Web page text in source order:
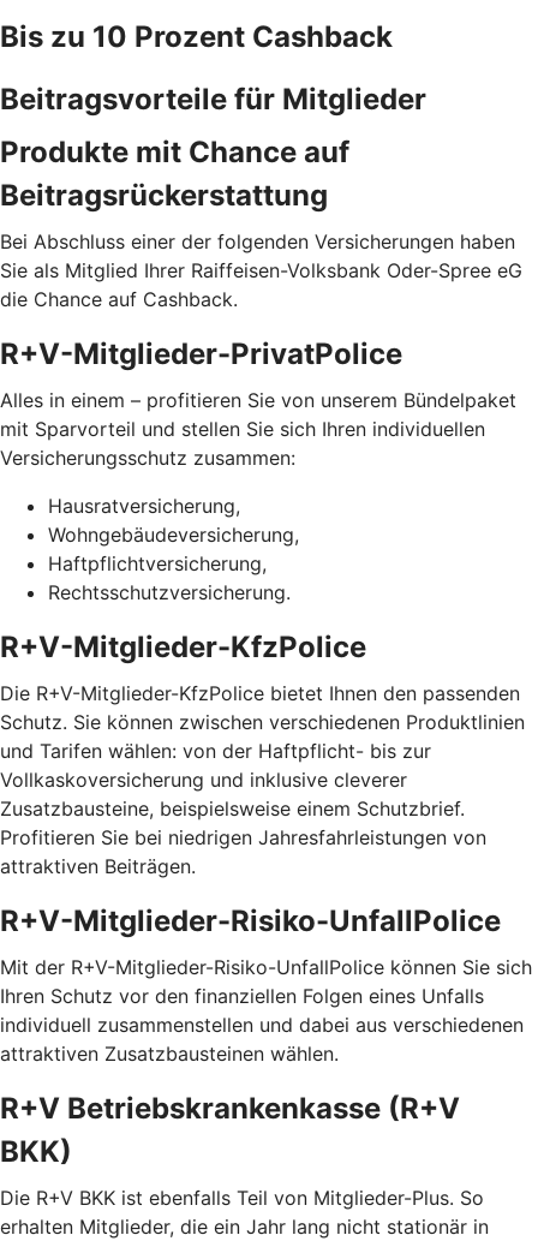
Bis zu 10 Prozent Cashback
Beitragsvorteile für Mitglieder
Produkte mit Chance auf
Beitragsrückerstattung
Bei Abschluss einer der folgenden Versicherungen haben
Sie als Mitglied Ihrer Raiffeisen-Volksbank Oder-Spree eG
die Chance auf Cashback.
R+V-Mitglieder-PrivatPolice
Alles in einem – profitieren Sie von unserem Bündelpaket
mit Sparvorteil und stellen Sie sich Ihren individuellen
Versicherungsschutz zusammen:
Hausratversicherung,
Wohngebäudeversicherung,
Haftpflichtversicherung,
Rechtsschutzversicherung.
R+V-Mitglieder-KfzPolice
Die R+V-Mitglieder-KfzPolice bietet Ihnen den passenden
Schutz. Sie können zwischen verschiedenen Produktlinien
und Tarifen wählen: von der Haftpflicht- bis zur
Vollkaskoversicherung und inklusive cleverer
Zusatzbausteine, beispielsweise einem Schutzbrief.
Profitieren Sie bei niedrigen Jahresfahrleistungen von
attraktiven Beiträgen.
R+V-Mitglieder-Risiko-UnfallPolice
Mit der R+V-Mitglieder-Risiko-UnfallPolice können Sie sich
Ihren Schutz vor den finanziellen Folgen eines Unfalls
individuell zusammenstellen und dabei aus verschiedenen
attraktiven Zusatzbausteinen wählen.
R+V Betriebskrankenkasse (R+V
BKK)
Die R+V BKK ist ebenfalls Teil von Mitglieder-Plus. So
erhalten Mitglieder, die ein Jahr lang nicht stationär in